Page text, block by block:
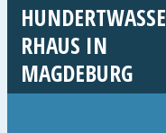
HUNDERTWASSE
RHAUS IN
MAGDEBURG